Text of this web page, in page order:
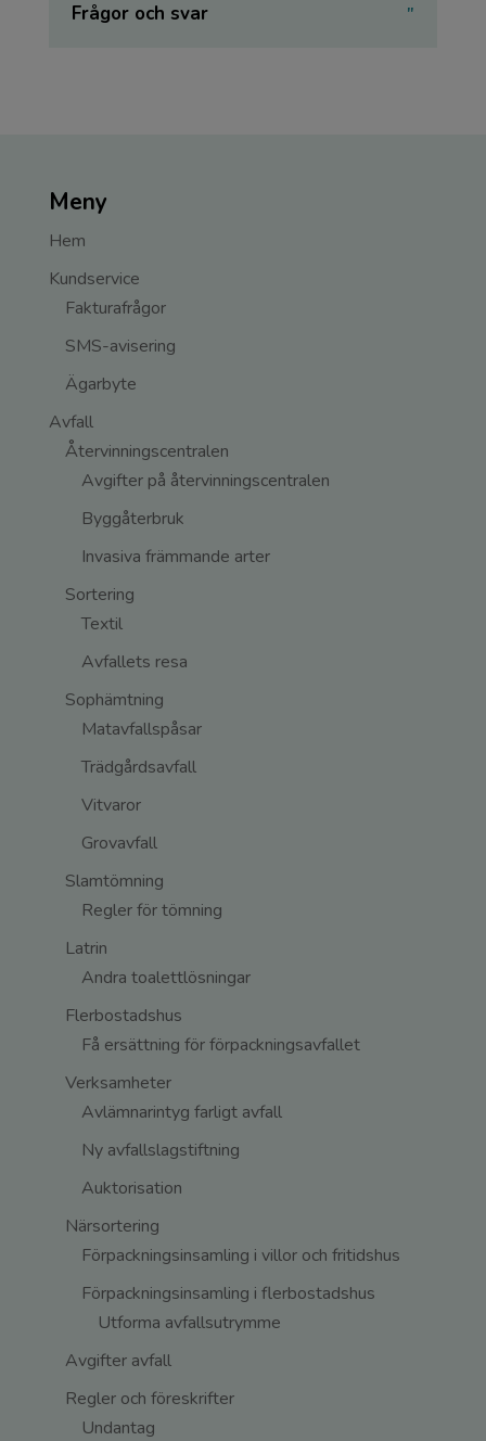
Frågor och svar
Meny
Hem
Kundservice
Fakturafrågor
SMS-avisering
Ägarbyte
Avfall
Återvinningscentralen
Avgifter på återvinningscentralen
Byggåterbruk
Invasiva främmande arter
Sortering
Textil
Avfallets resa
Sophämtning
Matavfallspåsar
Trädgårdsavfall
Vitvaror
Grovavfall
Slamtömning
Regler för tömning
Latrin
Andra toalettlösningar
Flerbostadshus
Få ersättning för förpackningsavfallet
Verksamheter
Avlämnarintyg farligt avfall
Ny avfallslagstiftning
Auktorisation
Närsortering
Förpackningsinsamling i villor och fritidshus
Förpackningsinsamling i flerbostadshus
Utforma avfallsutrymme
Avgifter avfall
Regler och föreskrifter
Undantag